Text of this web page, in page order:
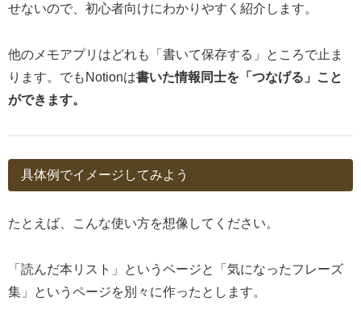
せないので、初心者向けにわかりやすく紹介します。
他のメモアプリはどれも「書いて保存する」ところで止ま
ります。でもNotionは書いた情報同士を「つなげる」こと
ができます。
具体例でイメージしてみよう
たとえば、こんな使い方を想像してください。
「読んだ本リスト」というページと「気になったフレーズ
集」というページを別々に作ったとします。